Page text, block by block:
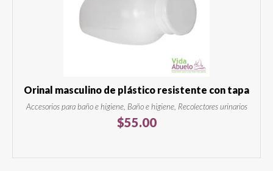
Orinal masculino de plástico resistente con tapa
Accesorios para baño e higiene, Baño e higiene, Recolectores urinarios
$55.00